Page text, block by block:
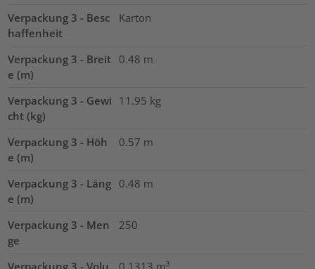
Verpackung 3 - Besc
haffenheit
Karton
Verpackung 3 - Breit
e (m)
0.48 m
Verpackung 3 - Gewi
cht (kg)
11.95 kg
Verpackung 3 - Höh
e (m)
0.57 m
Verpackung 3 - Läng
e (m)
0.48 m
Verpackung 3 - Men
ge
250